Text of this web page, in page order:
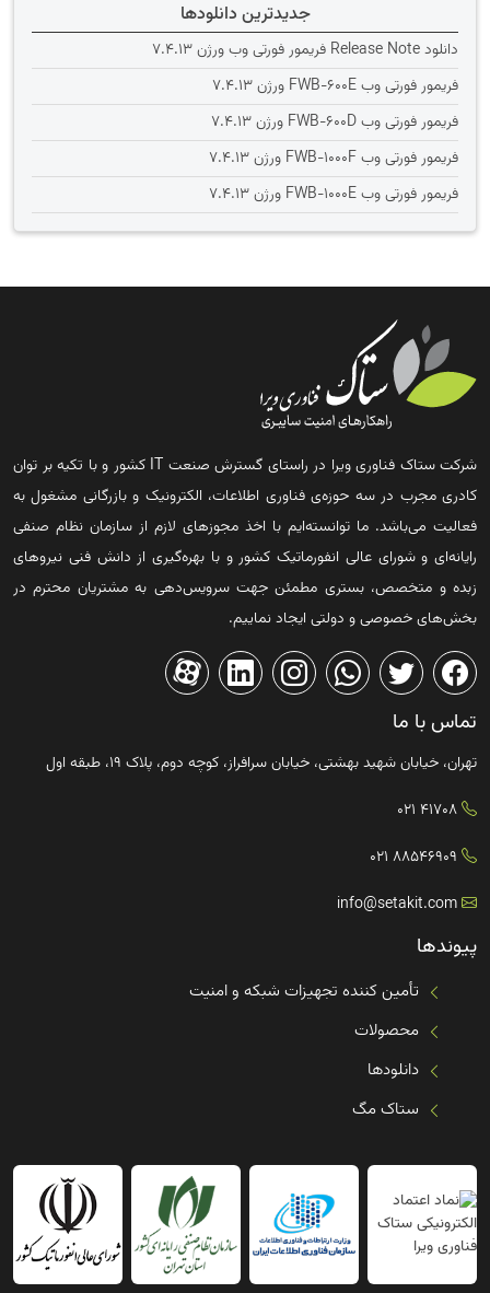
جدیدترین دانلودها
دانلود Release Note فریمور فورتی وب ورژن 7.4.13
فریمور فورتی وب FWB-600E ورژن 7.4.13
فریمور فورتی وب FWB-600D ورژن 7.4.13
فریمور فورتی وب FWB-1000F ورژن 7.4.13
فریمور فورتی وب FWB-1000E ورژن 7.4.13
شرکت ستاک فناوری ویرا در راستای گسترش صنعت IT کشور و با تکیه بر توان
کادری مجرب در سه حوزه‌ی فناوری اطلاعات، الکترونیک و بازرگانی مشغول به
فعالیت می‌باشد. ما توانسته‌ایم با اخذ مجوزهای لازم از سازمان نظام صنفی
رایانه‌ای و شورای عالی انفورماتیک کشور و با بهره‌گیری از دانش فنی نیروهای
زبده و متخصص، بستری مطمئن جهت سرویس‌دهی به مشتریان محترم در
بخش‌های خصوصی و دولتی ایجاد نماییم.
تماس با ما
تهران، خیابان شهید بهشتی، خیابان سرافراز، کوچه دوم، پلاک ۱۹، طبقه اول
41708 021
88546909 021
info@setakit.com
پیوندها
تأمین کننده تجهیزات شبکه و امنیت
محصولات
دانلودها
ستاک مگ